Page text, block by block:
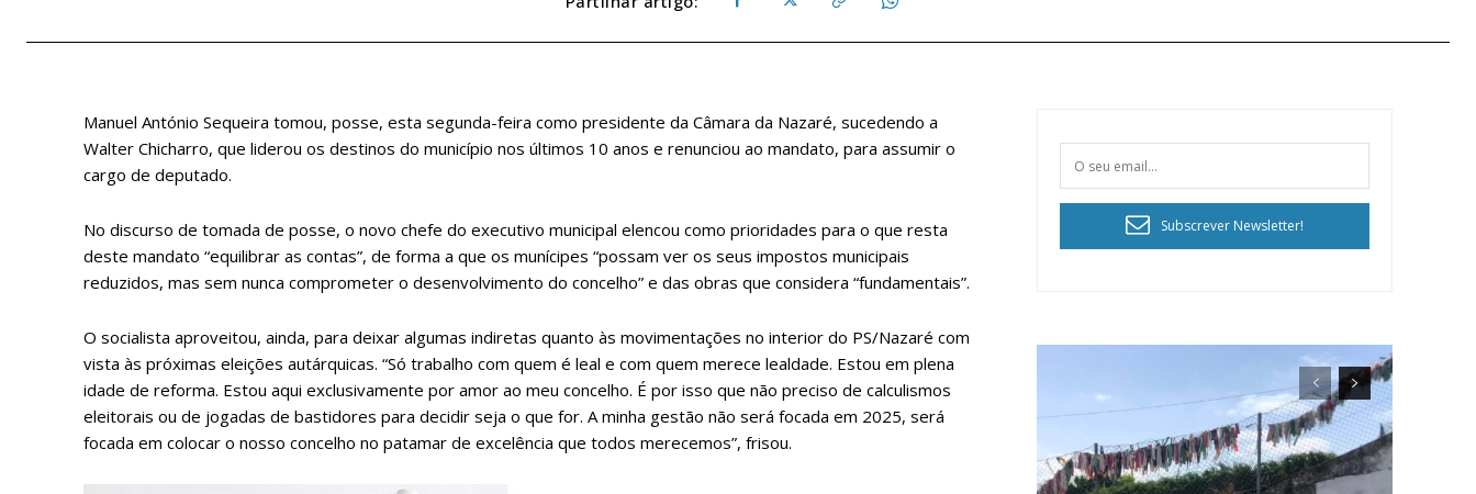
Manuel António Sequeira tomou, posse, esta segunda-feira como presidente da Câmara da Nazaré, sucedendo a
Walter Chicharro, que liderou os destinos do município nos últimos 10 anos e renunciou ao mandato, para assumir o
cargo de deputado.
No discurso de tomada de posse, o novo chefe do executivo municipal elencou como prioridades para o que resta
deste mandato “equilibrar as contas”, de forma a que os munícipes “possam ver os seus impostos municipais
reduzidos, mas sem nunca comprometer o desenvolvimento do concelho” e das obras que considera “fundamentais”.
O socialista aproveitou, ainda, para deixar algumas indiretas quanto às movimentações no interior do PS/Nazaré com
vista às próximas eleições autárquicas. “Só trabalho com quem é leal e com quem merece lealdade. Estou em plena
idade de reforma. Estou aqui exclusivamente por amor ao meu concelho. É por isso que não preciso de calculismos
eleitorais ou de jogadas de bastidores para decidir seja o que for. A minha gestão não será focada em 2025, será
focada em colocar o nosso concelho no patamar de excelência que todos merecemos”, frisou.
Subscrever Newsletter!